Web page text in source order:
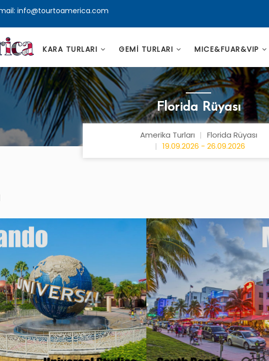
info@tourtoamerica.com
KARA TURLARI GEMİ TURLARI MICE&FUAR&VIP
Florida Rüyası
Amerika Turları
Florida Rüyası
19.09.2026 - 26.09.2026